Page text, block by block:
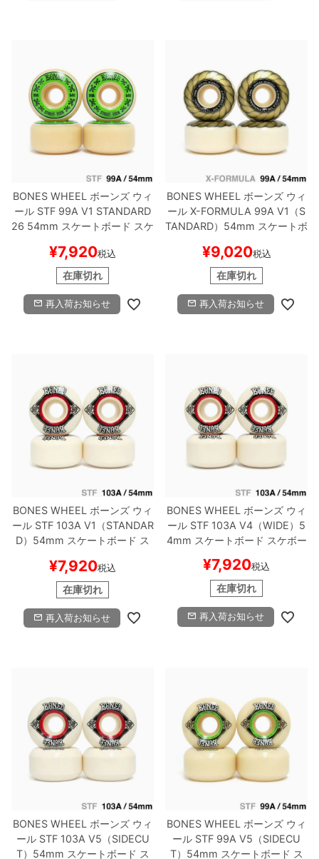
BONES WHEEL ボーンズ ウィ
ール STF 99A V1 STANDARD
26 54mm スケートボード スケ
¥7,920税込
在庫切れ
再入荷お知らせ
BONES WHEEL ボーンズ ウィ
ール X-FORMULA 99A V1（S
TANDARD） 54mm スケートボ
¥9,020税込
在庫切れ
再入荷お知らせ
BONES WHEEL ボーンズ ウィ
ールSTF 103A V1（STANDAR
D） 54mm スケートボード ス
¥7,920税込
在庫切れ
再入荷お知らせ
BONES WHEEL ボーンズ ウィ
ール STF 103A V4（WIDE） 5
4mm スケートボード スケボー
¥7,920税込
在庫切れ
再入荷お知らせ
BONES WHEEL ボーンズ ウィ
ールSTF 103A V5（SIDECU
T） 54mm スケートボード ス
BONES WHEEL ボーンズ ウィ
ール STF 99A V5（SIDECU
T） 54mm スケートボード ス